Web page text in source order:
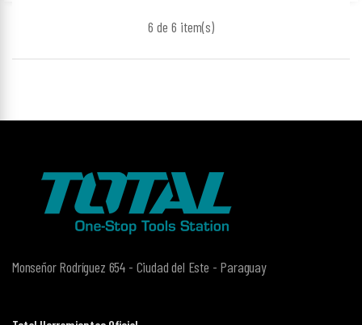
6 de 6 item(s)
Monseñor Rodríguez 654 - Ciudad del Este - Paraguay